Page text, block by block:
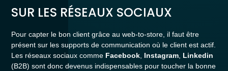
SUR LES RÉSEAUX SOCIAUX
Pour capter le bon client grâce au web-to-store, il faut être
présent sur les supports de communication où le client est actif.
Les réseaux sociaux comme Facebook Instagram Linkedin
(B2B) sont donc devenus indispensables pour toucher la bonne